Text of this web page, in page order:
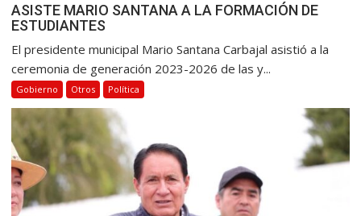
ASISTE MARIO SANTANA A LA FORMACIÓN DE
ESTUDIANTES
El presidente municipal Mario Santana Carbajal asistió a la
ceremonia de generación 2023-2026 de las y...
Gobierno Otros Política